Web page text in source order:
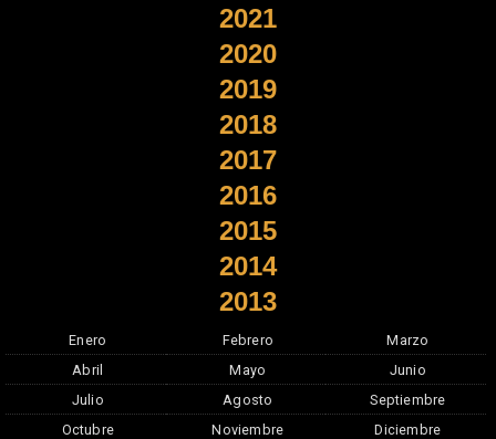
2021
2020
2019
2018
2017
2016
2015
2014
2013
Enero Febrero
Marzo
Abril
Mayo
Junio
Julio
Agosto
Septiembre
Octubre
Noviembre Diciembre